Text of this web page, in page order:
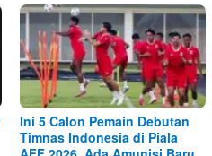
Ini 5 Calon Pemain Debutan
Timnas Indonesia di Piala